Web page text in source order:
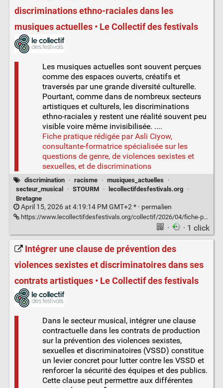
discriminations ethno-raciales dans les
musiques actuelles • Le Collectif des festivals
Les musiques actuelles sont souvent perçues
comme des espaces ouverts, créatifs et
traversés par une grande diversité culturelle.
Pourtant, comme dans de nombreux secteurs
artistiques et culturels, les discriminations
ethno-raciales y restent une réalité souvent peu
visible voire même invisibilisée. ....
Fiche pratique rédigée par Asli Ciyow,
consultante-formatrice spécialisée sur les
questions de genre, de violences sexistes et
sexuelles, et de discriminations
discrimination · racisme · musiques_actuelles
·
secteur_musical
· STOURM · lecollectifdesfestivals.org ·
Bretagne
April 15, 2026 at 4:19:14 PM GMT+2 * · permalien
https://www.lecollectifdesfestivals.org/collectif/2026/04/fiche-pratique-lutter-contre-les-discriminations-ethno-raciales-dans-les-musiques-actuelles/
· · 1 click
Intégrer une clause de prévention des
violences sexistes et discriminatoires dans ses
contrats artistiques • Le Collectif des festivals
Dans le secteur musical, intégrer une clause
contractuelle dans les contrats de production
sur la prévention des violences sexistes,
sexuelles et discriminatoires (VSSD) constitue
un levier concret pour lutter contre les VSSD et
renforcer la sécurité des équipes et des publics.
Cette clause peut permettre aux différentes